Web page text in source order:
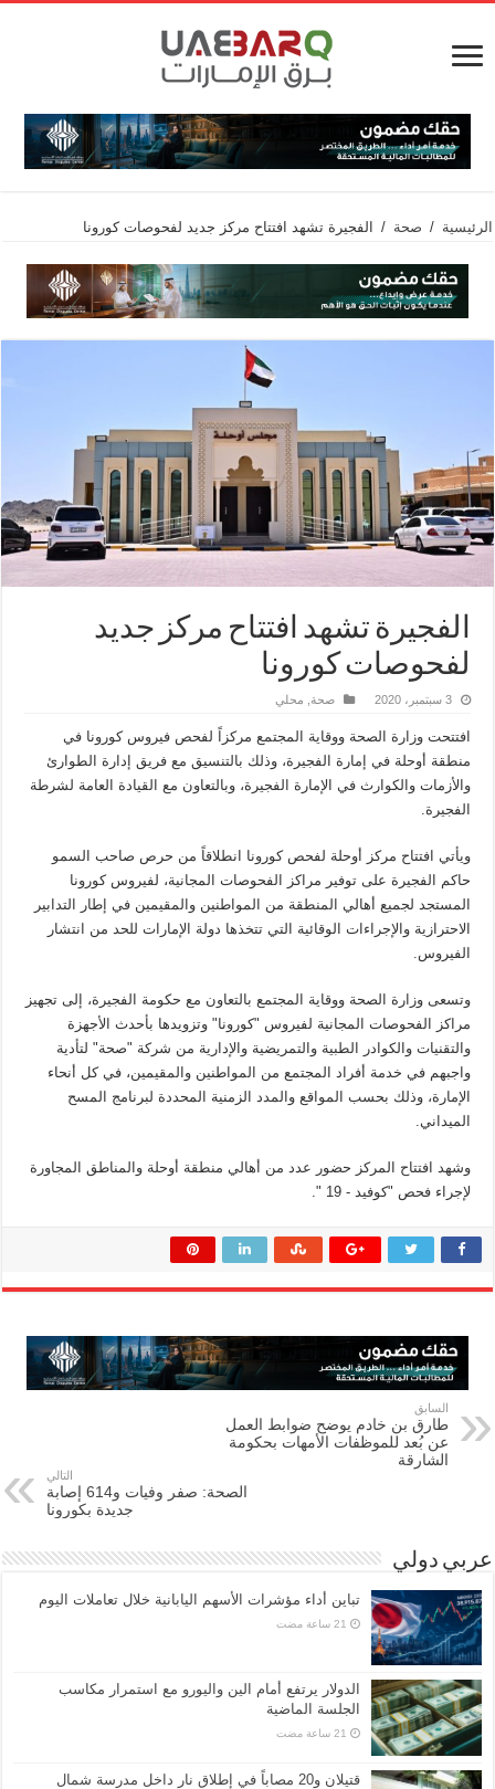
الرئيسية / صحة / الفجيرة تشهد افتتاح مركز جديد لفحوصات كورونا
الفجيرة تشهد افتتاح مركز جديد
لفحوصات كورونا
3 سبتمبر، 2020 صحة محلي
افتتحت وزارة الصحة ووقاية المجتمع مركزاً لفحص فيروس ‎كورونا في
منطقة أوحلة في إمارة الفجيرة، وذلك بالتنسيق مع فريق إدارة الطوارئ
والأزمات والكوارث في الإمارة الفجيرة، وبالتعاون مع القيادة العامة لشرطة
الفجيرة.
ويأتي افتتاح مركز أوحلة لفحص كورونا انطلاقاً من حرص صاحب السمو
حاكم الفجيرة على توفير مراكز الفحوصات المجانية، لفيروس كورونا
المستجد لجميع أهالي المنطقة من المواطنين والمقيمين في إطار التدابير
الاحترازية والإجراءات الوقائية التي تتخذها دولة الإمارات للحد من انتشار
الفيروس.
وتسعى وزارة الصحة ووقاية المجتمع بالتعاون مع حكومة الفجيرة، إلى تجهيز
مراكز الفحوصات المجانية لفيروس "كورونا" وتزويدها بأحدث الأجهزة
والتقنيات والكوادر الطبية والتمريضية والإدارية من شركة "صحة" لتأدية
واجبهم في خدمة أفراد المجتمع من المواطنين والمقيمين، في كل أنحاء
الإمارة، وذلك بحسب المواقع والمدد الزمنية المحددة لبرنامج المسح
الميداني.
وشهد افتتاح المركز حضور عدد من أهالي منطقة أوحلة والمناطق المجاورة
لإجراء فحص "كوفيد - 19 ".
السابق
طارق بن خادم يوضح ضوابط العمل
عن بُعد للموظفات الأمهات بحكومة
الشارقة
التالي
الصحة: صفر وفيات و614 إصابة
جديدة بكورونا
عربي دولي
تباين أداء مؤشرات الأسهم اليابانية خلال تعاملات اليوم
الدولار يرتفع أمام الين واليورو مع استمرار مكاسب
الجلسة الماضية
قتيلان و20 مصاباً في إطلاق نار داخل مدرسة شمال